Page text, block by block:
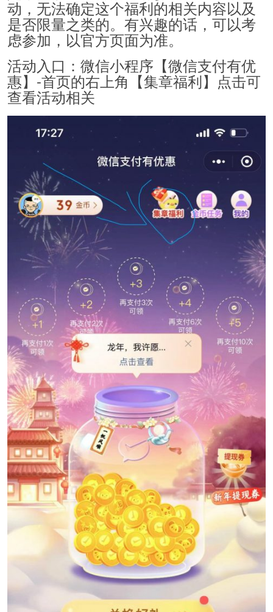
动，无法确定这个福利的相关内容以及
是否限量之类的。有兴趣的话，可以考
虑参加，以官方页面为准。
活动入口：微信小程序【微信支付有优
惠】-首页的右上角【集章福利】点击可
查看活动相关